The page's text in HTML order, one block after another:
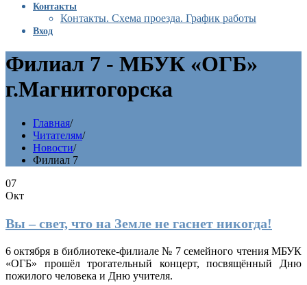
Контакты
Контакты. Схема проезда. График работы
Вход
Филиал 7 - МБУК «ОГБ»
г.Магнитогорска
Главная/
Читателям/
Новости/
Филиал 7
07
Окт
Вы – свет, что на Земле не гаснет никогда!
6 октября в библиотеке-филиале № 7 семейного чтения МБУК
«ОГБ» прошёл трогательный концерт, посвящённый Дню
пожилого человека и Дню учителя.